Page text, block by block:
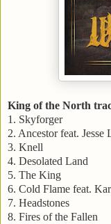
King of the North
1. Skyforger
2. Ancestor feat. Jesse
3. Knell
4. Desolated Land
5. The King
6. Cold Flame feat.
7. Headstones
8. Fires of the Fallen